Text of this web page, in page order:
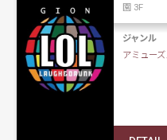
園 3F
ジャンル
アミュー